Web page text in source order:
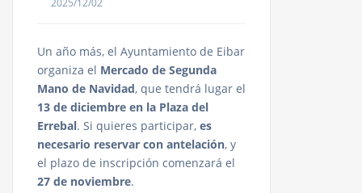
2025/12/02
Un año más, el Ayuntamiento de Eibar
organiza el Mercado de Segunda
Mano de Navidad, que tendrá lugar el
13 de diciembre en la Plaza del
Errebal. Si quieres participar, es
necesario reservar con antelación, y
el plazo de inscripción comenzará el
27 de noviembre.